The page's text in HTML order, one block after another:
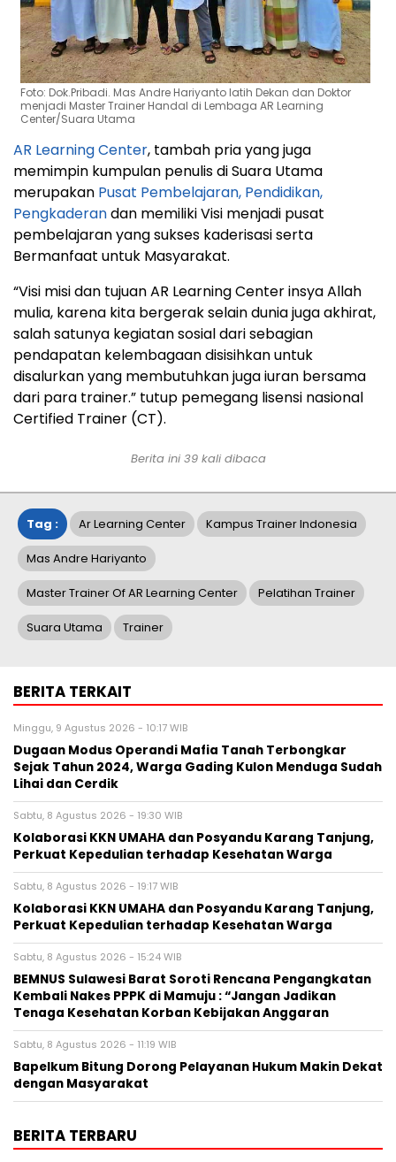
Foto: Dok.Pribadi. Mas Andre Hariyanto latih Dekan dan Doktor
menjadi Master Trainer Handal di Lembaga AR Learning
Center/Suara Utama
AR Learning Center, tambah pria yang juga
memimpin kumpulan penulis di Suara Utama
merupakan Pusat Pembelajaran, Pendidikan,
Pengkaderandan memiliki Visi menjadi pusat
pembelajaran yang sukses kaderisasi serta
Bermanfaat untuk Masyarakat.
“Visi misi dan tujuan AR Learning Center insya Allah
mulia, karena kita bergerak selain dunia juga akhirat,
salah satunya kegiatan sosial dari sebagian
pendapatan kelembagaan disisihkan untuk
disalurkan yang membutuhkan juga iuran bersama
dari para trainer.” tutup pemegang lisensi nasional
Certified Trainer (CT).
Berita ini 39kali dibaca
Tag : Ar Learning Center Kampus Trainer Indonesia
Mas Andre Hariyanto
Master Trainer Of AR Learning Center Pelatihan Trainer
Suara Utama Trainer
BERITA TERKAIT
Minggu, 9 Agustus 2026 - 10:17 WIB
Dugaan Modus Operandi Mafia Tanah Terbongkar
Sejak Tahun 2024, Warga Gading Kulon Menduga Sudah
Lihai dan Cerdik
Sabtu, 8 Agustus 2026 - 19:30 WIB
Kolaborasi KKN UMAHA dan Posyandu Karang Tanjung,
Perkuat Kepedulian terhadap Kesehatan Warga
Sabtu, 8 Agustus 2026 - 19:17 WIB
Kolaborasi KKN UMAHA dan Posyandu Karang Tanjung,
Perkuat Kepedulian terhadap Kesehatan Warga
Sabtu, 8 Agustus 2026 - 15:24 WIB
BEMNUS Sulawesi Barat Soroti Rencana Pengangkatan
Kembali Nakes PPPK di Mamuju : “Jangan Jadikan
Tenaga Kesehatan Korban Kebijakan Anggaran
Sabtu, 8 Agustus 2026 - 11:19 WIB
Bapelkum Bitung Dorong Pelayanan Hukum Makin Dekat
dengan Masyarakat
BERITA TERBARU